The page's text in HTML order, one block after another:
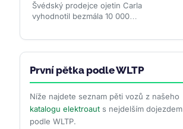
Švédský prodejce ojetin Carla
vyhodnotil bezmála 10 000
elektromobily si po 100 000 km drží
První pětka podle WLTP
Níže najdete seznam pěti vozů z našeho
katalogu elektroauts nejdelším dojezdem
podle WLTP.